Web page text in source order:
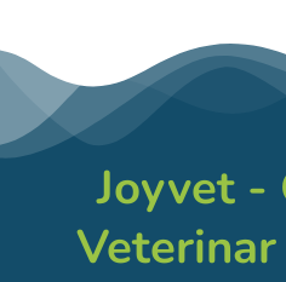
Joyvet -